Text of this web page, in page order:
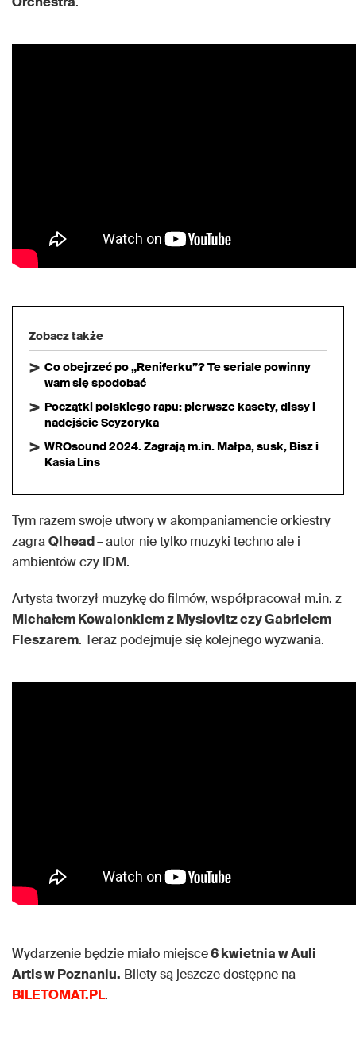
Zobacz także
Co obejrzeć po „Reniferku”? Te seriale powinny
wam się spodobać
Początki polskiego rapu: pierwsze kasety, dissy i
nadejście Scyzoryka
WROsound 2024. Zagrają m.in. Małpa, susk, Bisz i
Kasia Lins
Tym razem swoje utwory w akompaniamencie orkiestry
zagraQlhead –autor nie tylko muzyki techno ale i
ambientów czy IDM.
Artysta tworzył muzykę do filmów, współpracował m.in. z
Michałem Kowalonkiem z Myslovitz czy Gabrielem
Fleszarem. Teraz podejmuje się kolejnego wyzwania.
Wydarzenie będzie miało miejsce6 kwietnia w Auli
Artis w Poznaniu. Bilety są jeszcze dostępne na
BILETOMAT.PL.